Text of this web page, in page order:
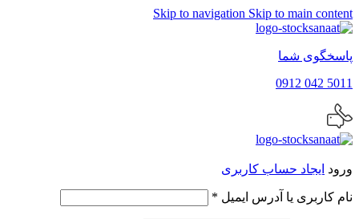
Skip to navigation Skip to main content
پاسخگوی شما
5011 042 0912
ورود ایجاد حساب کاربری
نام کاربری یا آدرس ایمیل *